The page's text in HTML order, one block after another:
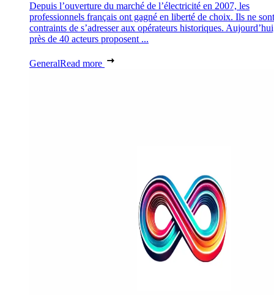
Depuis l’ouverture du marché de l’électricité en 2007, les
professionnels français ont gagné en liberté de choix. Ils ne
contraints de s’adresser aux opérateurs historiques.
près de 40 acteurs proposent ...
GeneralRead more